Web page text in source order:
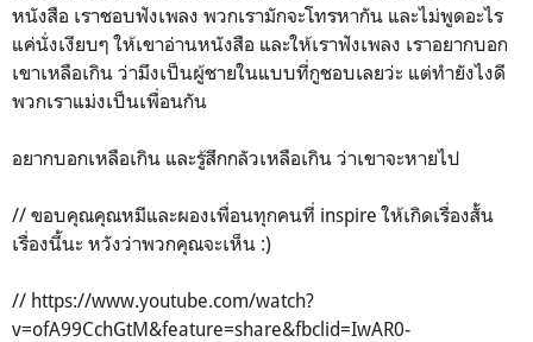
หนังสือ เราชอบฟังเพลง พวกเรามักจะโทรหากัน และไม่พูดอะไร
แค่นั่งเงียบๆ ให้เขาอ่านหนังสือ และให้เราฟังเพลง เราอยากบอก
เขาเหลือเกิน ว่ามึงเป็นผู้ชายในแบบที่กูชอบเลยว่ะ แต่ทำยังไงดี
พวกเราแม่งเป็นเพื่อนกัน
อยากบอกเหลือเกิน และรู้สึกกลัวเหลือเกิน ว่าเขาจะหายไป
// ขอบคุณคุณหมีและผองเพื่อนทุกคนที่ inspire ให้เกิดเรื่องสั้น
เรื่องนี้นะ หวังว่าพวกคุณจะเห็น :)
// https://www.youtube.com/watch?
v=ofA99CchGtM&feature=share&fbclid=IwAR0-